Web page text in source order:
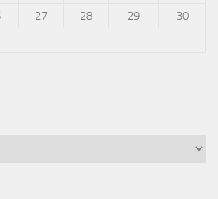
27 28 29
30